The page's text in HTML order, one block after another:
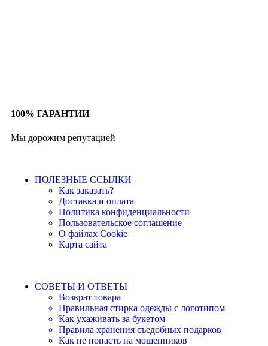
100% ГАРАНТИИ
Мы дорожим репутацией
ПОЛЕЗНЫЕ ССЫЛКИ
Как заказать?
Доставка и оплата
Политика конфиденциальности
Пользовательское соглашение
О файлах Cookie
Карта сайта
СОВЕТЫ И ОТВЕТЫ
Возврат товара
Правильная стирка одежды с логотипом
Как ухаживать за букетом
Правила хранения съедобных подарков
Как не попасть на мошенников